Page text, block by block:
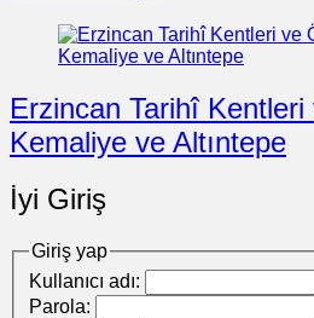
Erzincan Tarihî
Kemaliye ve Altıntepe
İyi Giriş
Giriş yap
Kullanıcı adı:
Parola: